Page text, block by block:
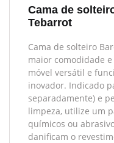
Cama de
Tebarrot
Cama de solteiro
maior comodidade
móvel versátil e
inovador. Indicado
separadamente) e
limpeza, utilize um
químicos ou
danificam o